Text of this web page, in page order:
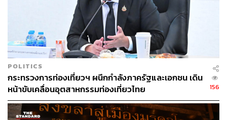
164
POLITICS
กระทรวงการท่องเที่ยวฯ ผนึกกำลังภาครัฐและเอกชน เดิน
หน้าขับเคลื่อนอุตสาหกรรมท่องเที่ยวไทย
156